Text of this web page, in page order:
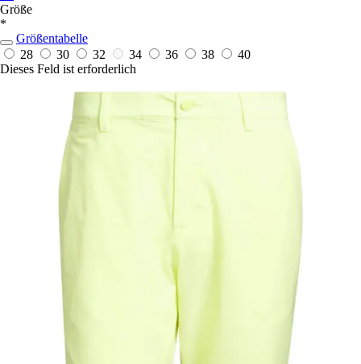
Größe
*
Größentabelle
28
30 32 34 36 38
40
Dieses Feld ist erforderlich